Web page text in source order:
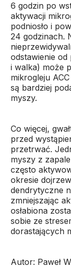
6 godzin po
aktywacji
podniosło i
24 godzinach.
odstawienie od
i walka) może
mikrogleju
są bardziej
myszy.
Co więcej,
przed
przetrwać.
myszy z
często
okresie
dendrytyczne
zmniejszając
osłabiona
sobie ze
dorastających
Autor: Paweł